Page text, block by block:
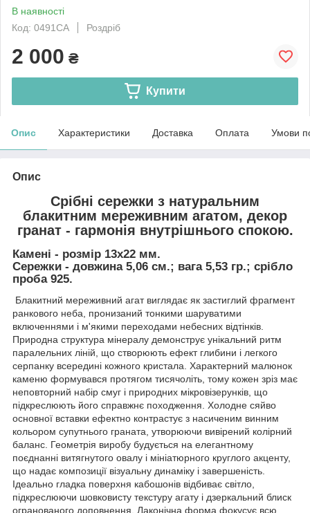
В наявності
Код: 0491СА
Роздріб
2 000 ₴
Купити
Опис Характеристики Доставка Оплата Умови
Опис
Срібні сережки з натуральним
блакитним мереживним агатом, декор
гранат - гармонія внутрішнього спокою.
Камені - розмір 13х22 мм.
Сережки - довжина 5,06 см.; вага 5,53 гр.; срібло
проба 925.
Блакитний мереживний агат виглядає як застиглий фрагмент
ранкового неба, пронизаний тонкими шаруватими
включеннями і м'якими переходами небесних відтінків.
Природна структура мінералу демонструє унікальний ритм
паралельних ліній, що створюють ефект глибини і легкого
серпанку всередині кожного кристала. Характерний малюнок
каменю формувався протягом тисячоліть, тому кожен зріз має
неповторний набір смуг і природних мікровізерунків, що
підкреслюють його справжнє походження. Холодне сяйво
основної вставки ефектно контрастує з насиченим винним
кольором супутнього граната, утворюючи вивірений колірний
баланс. Геометрія виробу будується на елегантному
поєднанні витягнутого овалу і мініатюрного круглого акценту,
що надає композиції візуальну динаміку і завершеність.
Ідеально гладка поверхня кабошонів відбиває світло,
підкреслюючи шовковисту текстуру агату і дзеркальний блиск
огранованого доповнення. Лаконічна форма фокусує всю